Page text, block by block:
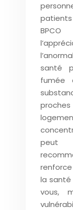
santé
fumée
peut
la santé
vous,